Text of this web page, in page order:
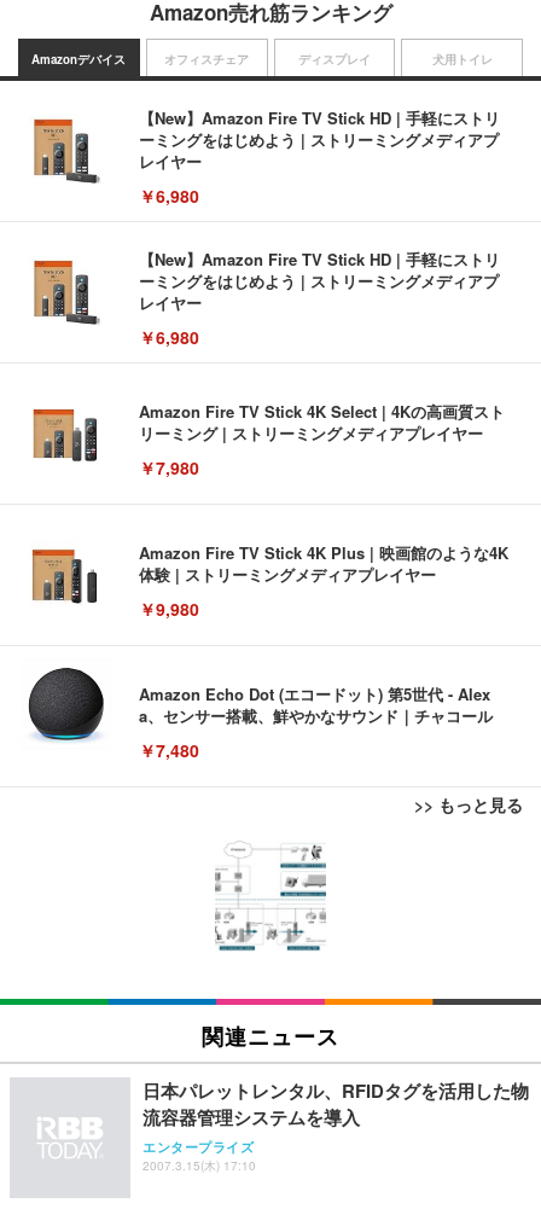
Amazon売れ筋ランキング
Amazonデバイス
【New】Amazon Fire TV Stick HD | 手軽にストリ
ーミングをはじめよう | ストリーミングメディアプ
レイヤー
￥6,980
【New】Amazon Fire TV Stick HD | 手軽にストリ
ーミングをはじめよう | ストリーミングメディアプ
レイヤー
￥6,980
Amazon Fire TV Stick 4K Select | 4Kの高画質スト
リーミング | ストリーミングメディアプレイヤー
￥7,980
Amazon Fire TV Stick 4K Plus | 映画館のような4K
体験 | ストリーミングメディアプレイヤー
￥9,980
Amazon Echo Dot (エコードット) 第5世代 - Alex
a、センサー搭載、鮮やかなサウンド｜チャコール
￥7,480
>> もっと見る
オフィスチェア
[EdoErgo] オフィスチェア 椅子 テレワーク 疲れな
い 跳ね上げ式アームレスト コンパクト 約105度ロッ
キング pc 事務椅子 360度回転 座面昇降 強化ナイロ
ン樹脂ベース 通気性メッシュ 在宅ワーク H-WY01
(黒網+黒枠+黒足)
SIHOO B100 オフィスチェア／デスクチェア メッシ
ュチェア 人間工学 疲れない ブラック
￥27,999
Sezlife オフィスチェア デスクチェア 疲れない テレ
ワーク チェア 強化バックレスト 30度ロッキング機
能 人間工学 椅子 腰サポート 90度跳ね上げ式アーム
ディスプレイ
EIZO ビジネス向けプレミアムモニター | FlexScan
EV3240X-WT | 31.5型4K UHD・USB Type-C・ホワ
￥105,595
EIZO ビジネス向けプレミアムモニター | FlexScan
￥109,572
【純正品】27"ゲーミングモニター DualSense 充電
フック付き（CFI-ZDM1J）
犬用トイレ
Amazonベーシック ペットシーツ 薄型 レギュラー 1
回使い捨て 無香料 ホワイト 300枚
Amazonベーシック ペットシーツ 厚型 ワイド 42枚
x2袋(84枚) ホワイト(吸収面:ライトブルー)
￥3,234
ネオ・ルーライフ ネオ・オムツ L 中型犬用 26枚入
り 単品
関連ニュース
日本パレットレンタル、RFIDタグを活用した物
流容器管理システムを導入
エンタープライズ
2007.3.15(木) 17:10